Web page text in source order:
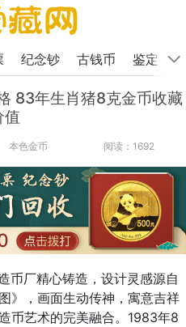
纪念钞 古钱币 鉴定
83年生肖猪8克金币收藏
值
本色金币 阅读：1692
币厂精心铸造，设计灵感源自
》，画面生动传神，寓意吉祥
币艺术的完美融合。1983年8